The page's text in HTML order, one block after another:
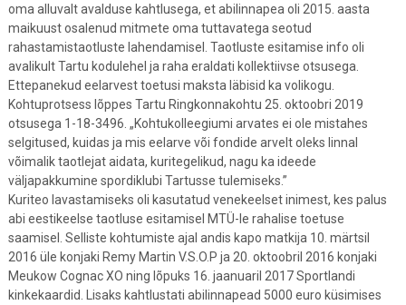
oma alluvalt avalduse kahtlusega, et abilinnapea oli 2015. aasta
maikuust osalenud mitmete oma tuttavatega seotud
rahastamistaotluste lahendamisel. Taotluste esitamise info oli
avalikult Tartu kodulehel ja raha eraldati kollektiivse otsusega.
Ettepanekud eelarvest toetusi maksta läbisid ka volikogu.
Kohtuprotsess lõppes Tartu Ringkonnakohtu 25. oktoobri 2019
otsusega 1-18-3496. „Kohtukolleegiumi arvates ei ole mistahes
selgitused, kuidas ja mis eelarve või fondide arvelt oleks linnal
võimalik taotlejat aidata, kuritegelikud, nagu ka ideede
väljapakkumine spordiklubi Tartusse tulemiseks.”
Kuriteo lavastamiseks oli kasutatud venekeelset inimest, kes palus
abi eestikeelse taotluse esitamisel MTÜ-le rahalise toetuse
saamisel. Selliste kohtumiste ajal andis kapo matkija 10. märtsil
2016 üle konjaki Remy Martin V.S.O.P ja 20. oktoobril 2016 konjaki
Meukow Cognac XO ning lõpuks 16. jaanuaril 2017 Sportlandi
kinkekaardid. Lisaks kahtlustati abilinnapead 5000 euro küsimises